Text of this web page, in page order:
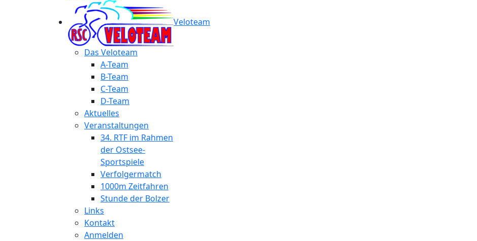
Veloteam
Das Veloteam
A-Team
B-Team
C-Team
D-Team
Aktuelles
Veranstaltungen
34. RTF im Rahmen
der Ostsee-
Sportspiele
Verfolgermatch
1000m Zeitfahren
Stunde der Bolzer
Links
Kontakt
Anmelden